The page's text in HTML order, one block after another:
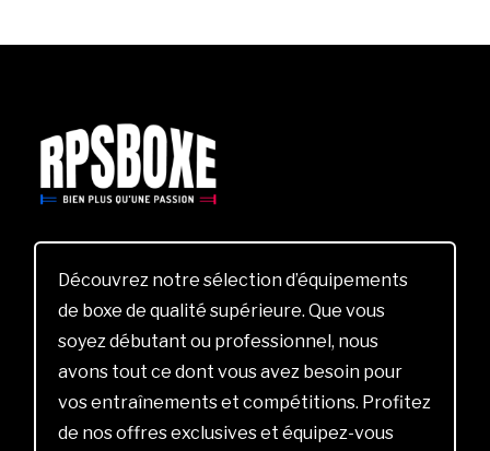
Découvrez notre sélection d’équipements
de boxe de qualité supérieure. Que vous
soyez débutant ou professionnel, nous
avons tout ce dont vous avez besoin pour
vos entraînements et compétitions. Profitez
de nos offres exclusives et équipez-vous